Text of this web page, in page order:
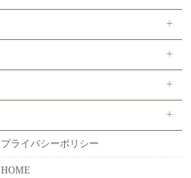
プライバシーポリシー
HOME